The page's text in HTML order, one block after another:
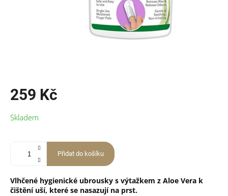
259 Kč
cena:
Skladem
Přidat do košíku
Vlhčené hygienické ubrousky s výtažkem z Aloe Vera k
čištění uší, které se nasazují na prst.